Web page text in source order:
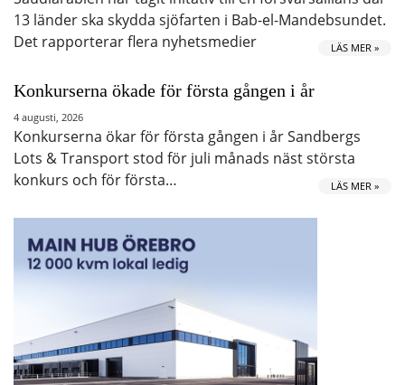
13 länder ska skydda sjöfarten i Bab-el-Mandebsundet.
Det rapporterar flera nyhetsmedier
LÄS MER »
Konkurserna ökade för första gången i år
4 augusti, 2026
Konkurserna ökar för första gången i år Sandbergs
Lots & Transport stod för juli månads näst största
konkurs och för första…
LÄS MER »